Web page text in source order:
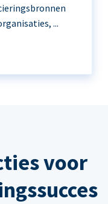
...
voor